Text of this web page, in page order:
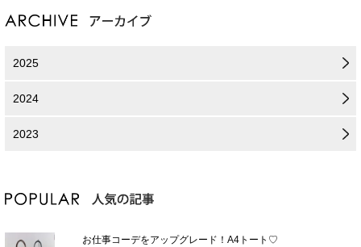
2025
2024
2023
お仕事コーデをアップグレード！A4トート♡